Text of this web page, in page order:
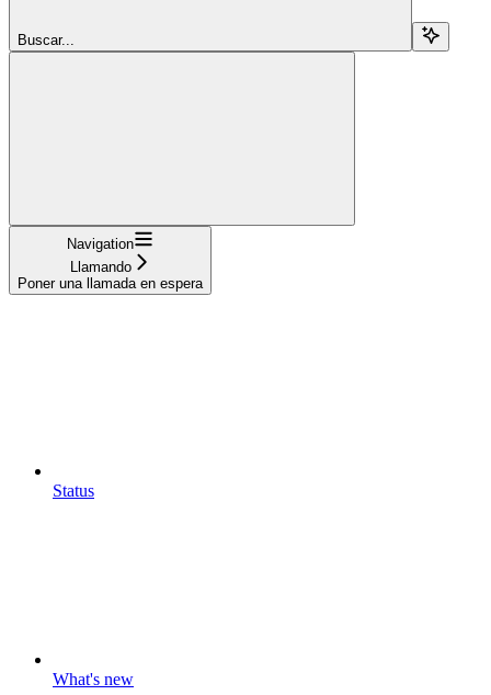
Buscar...
Navigation
Llamando
Poner una llamada en espera
Status
What's new